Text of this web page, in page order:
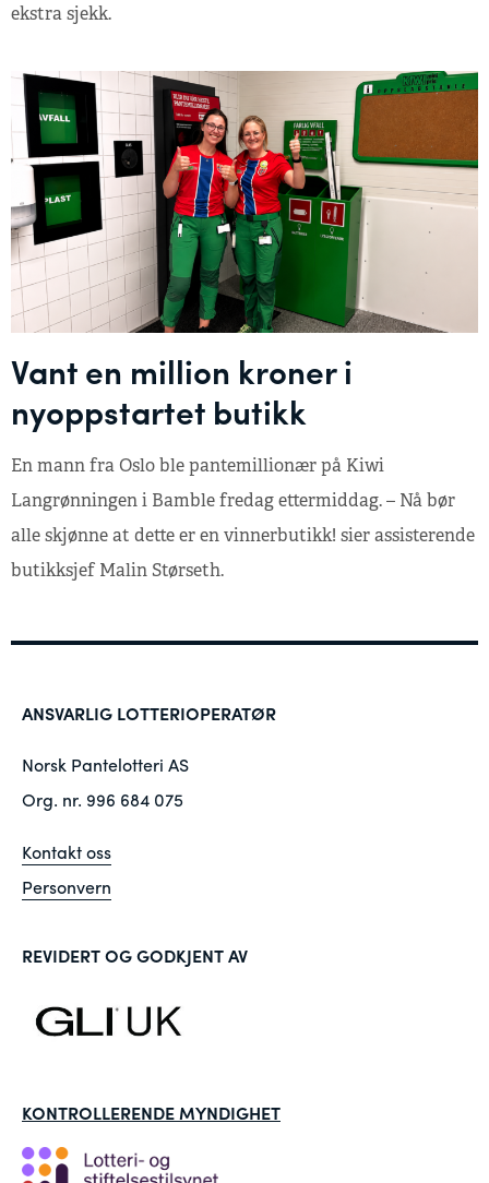
ekstra sjekk.
Vant en million kroner i
nyoppstartet butikk
En mann fra Oslo ble pantemillionær på Kiwi
Langrønningen i Bamble fredag ettermiddag. – Nå bør
alle skjønne at dette er en vinnerbutikk! sier assisterende
butikksjef Malin Størseth.
ANSVARLIG LOTTERIOPERATØR
Norsk Pantelotteri AS
Org. nr. 996 684 075
Kontakt oss
Personvern
REVIDERT OG GODKJENT AV
KONTROLLERENDE MYNDIGHET